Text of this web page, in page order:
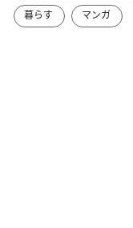
暮らす
マンガ